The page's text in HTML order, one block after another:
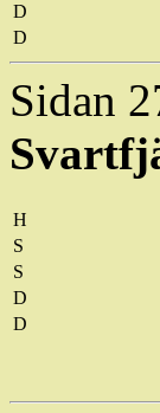
D
D
Sidan
H
S
S
D
D